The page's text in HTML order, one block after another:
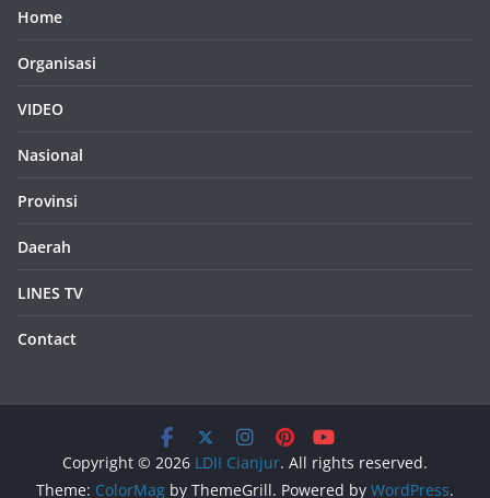
Home
Organisasi
VIDEO
Nasional
Provinsi
Daerah
LINES TV
Contact
Copyright © 2026 LDII Cianjur. All rights reserved.
Theme: ColorMag by ThemeGrill. Powered by WordPress.